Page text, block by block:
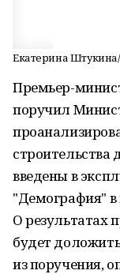
Екатерина
Премьер-
поручил
введены в
"Демография" в
О результатах
будет
из поручения,